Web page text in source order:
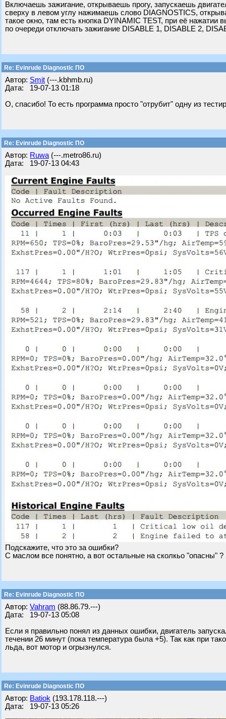
Включаешь зажигание, открываешь прогу, запускаешь
сверху в левом углу нажимаешь слово DIAGNOSTICS,
такое окно, там есть кнопка DYINAMIC TEST, при её
по очереди отключать зажигание DISABLE 1, DISABLE 2,
Re: Evinrude Diagnostic ПО
Автор: Smit (---.kbhmb.ru)
Дата: 19-07-13 01:18
О, спасибо! То есть программа просто "отрубит" одну из
Re: Evinrude Diagnostic ПО
Автор: Ruwa (---.metro86.ru)
Дата: 19-07-13 04:43
Подскажите, что это за ошибки?
С маслом все понятно, а вот остальные на сколкьо "опасны" ?
Re: Evinrude Diagnostic ПО
Автор: Vahram (88.86.79.---)
Дата: 19-07-13 05:08
Если я правильно понял из данных ошибки, двигатель
течении 26 минут (пока температура была +5). Так как при
льда, вот мотор и огрызнулся.
Re: Evinrude Diagnostic ПО
Автор: Batiok (193.178.118.---)
Дата: 19-07-13 05:26